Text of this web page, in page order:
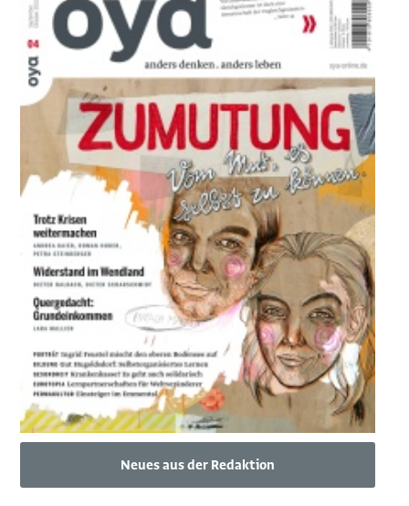
Neues aus der Redaktion